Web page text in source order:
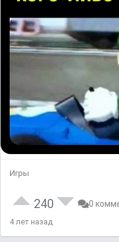
Игры
240 0
4 лет назад